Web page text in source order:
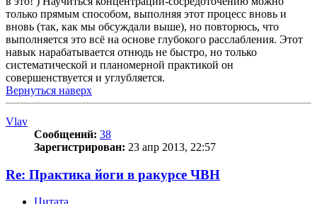
только прямым способом, выполняя этот процесс вновь и
вновь (так, как мы обсуждали выше), но повторюсь, что
выполняется это всё на основе глубокого расслабления. Этот
навык нарабатывается отнюдь не быстро, но только
систематической и планомерной практикой он
совершенствуется и углубляется.
Вернуться наверх
Vlav
Сообщений: 38
Зарегистрирован: 23 апр 2013, 22:57
Re: Практика йоги в ракурсе ЧВН